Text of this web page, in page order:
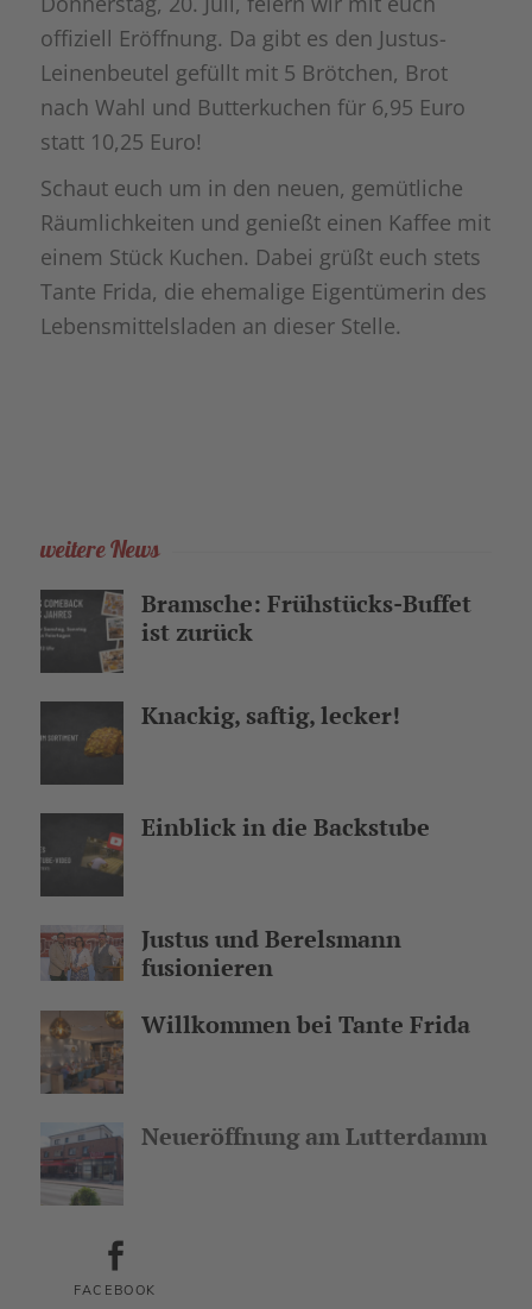
offiziell Eröffnung. Da gibt es den Justus-
Leinenbeutel gefüllt mit 5 Brötchen, Brot
nach Wahl und Butterkuchen für 6,95 Euro
statt 10,25 Euro!
Schaut euch um in den neuen, gemütliche
Räumlichkeiten und genießt einen Kaffee mit
einem Stück Kuchen. Dabei grüßt euch stets
Tante Frida, die ehemalige Eigentümerin des
Lebensmittelsladen an dieser Stelle.
weitere News
Bramsche: Frühstücks-Buffet
ist zurück
Knackig, saftig, lecker!
Einblick in die Backstube
Justus und Berelsmann
fusionieren
Willkommen bei Tante Frida
Neueröffnung am Lutterdamm
FACEBOOK